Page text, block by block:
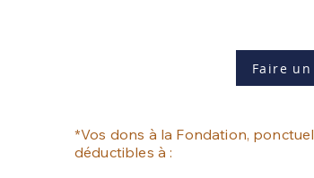
Faire un
*Vos dons à la Fondation,
déductibles à :